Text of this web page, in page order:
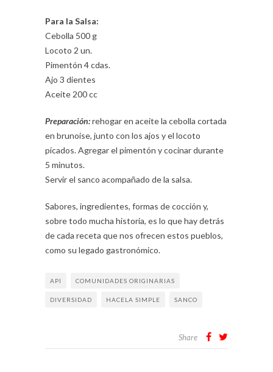
Para la Salsa:
Cebolla 500 g
Locoto 2 un.
Pimentón 4 cdas.
Ajo 3 dientes
Aceite 200 cc
Preparación:rehogar en aceite la cebolla cortada
en brunoise, junto con los ajos y el locoto
picados. Agregar el pimentón y cocinar durante
5 minutos.
Servir el sanco acompañado de la salsa.
Sabores, ingredientes, formas de cocción y,
sobre todo mucha historia, es lo que hay detrás
de cada receta que nos ofrecen estos pueblos,
como su legado gastronómico.
API COMUNIDADES ORIGINARIAS
DIVERSIDAD HACELA SIMPLE SANCO
Share